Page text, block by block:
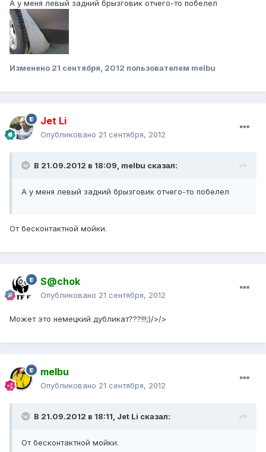
А у меня левый задний брызговик отчего-то побелел
Изменено 21 сентября, 2012 пользователем melbu
Jet Li
Опубликовано 21 сентября, 2012
В 21.09.2012 в 18:09, melbu сказал:
А у меня левый задний брызговик отчего-то побелел
От бесконтактной мойки.
S@chok
Опубликовано 21 сентября, 2012
Может это немецкий дубликат???!!!;)/>/>
melbu
Опубликовано 21 сентября, 2012
В 21.09.2012 в 18:11, Jet Li сказал:
От бесконтактной мойки.